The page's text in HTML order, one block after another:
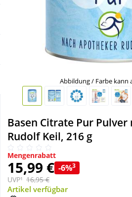
Täglich gut versorgt
Mutter & Kind
Nahrungsergänzung
Sanitätshaus
Sport & Fitness
Abbildung / Farbe kann
Basen Citrate Pur
Rudolf Keil, 216 g
Mengenrabatt
15,99 € -6%3
UVP¹ 16,95 €
Artikel verfügbar